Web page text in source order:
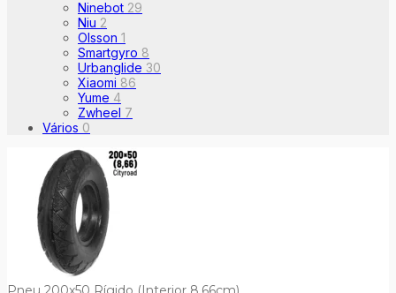
Ninebot 29
Niu 2
Olsson 1
Smartgyro 8
Urbanglide 30
Xiaomi 86
Yume 4
Zwheel 7
Vários 0